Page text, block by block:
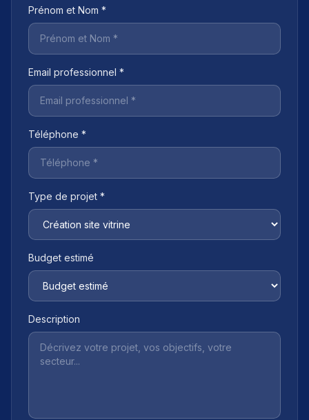
Prénom et Nom *
Email professionnel *
Téléphone *
Type de projet *
Budget estimé
Description